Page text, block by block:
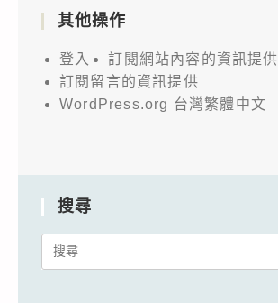
其他操作
登入
訂閱網站內容的資訊提供
訂閱留言的資訊提供
WordPress.org 台灣繁體中文
搜尋
Search